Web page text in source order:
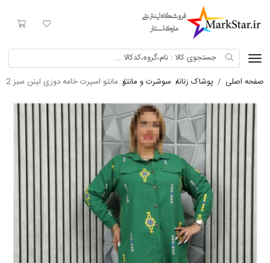
لیست مورد
سبد
صفحه اصلی پوشاک زنانه سوشرت و مانتو مانتو اسپرت خامه دوزی لینن سبز 8252